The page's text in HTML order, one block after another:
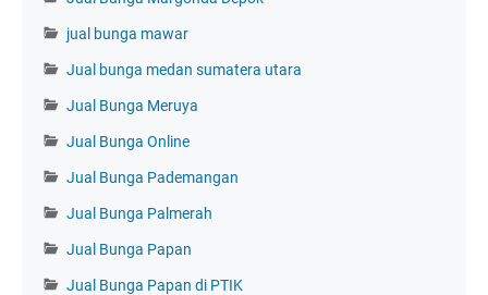
jual bunga mawar
Jual bunga medan sumatera utara
Jual Bunga Meruya
Jual Bunga Online
Jual Bunga Pademangan
Jual Bunga Palmerah
Jual Bunga Papan
Jual Bunga Papan di PTIK